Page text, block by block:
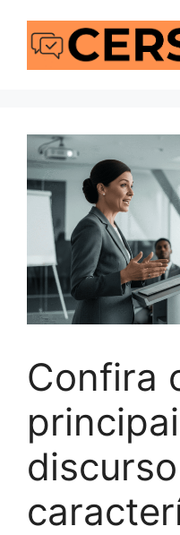
para
Confira